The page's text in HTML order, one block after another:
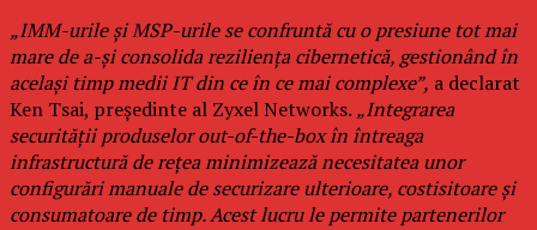
„IMM-urile și MSP-urile se confruntă cu o presiune tot mai
mare de a-și consolida reziliența cibernetică, gestionând în
același timp medii IT din ce în ce mai complexe”, a declarat
Ken Tsai, președinte al Zyxel Networks. „Integrarea
securității produselor out-of-the-box în întreaga
infrastructură de rețea minimizează necesitatea unor
configurări manuale de securizare ulterioare, costisitoare și
consumatoare de timp. Acest lucru le permite partenerilor